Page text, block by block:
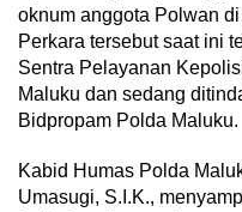
oknum anggota Polwan
Perkara tersebut saat ini
Sentra Pelayanan
Maluku dan sedang
Bidpropam Polda Maluku.
Kabid Humas Polda
Umasugi, S.I.K.,